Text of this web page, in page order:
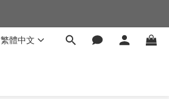
繁體中文